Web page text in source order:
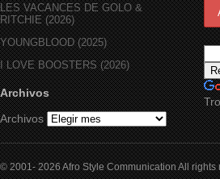
LES VACANCES DE GOLO &
RITCHIE (2026)
YOUNGBLOOD (2025)
I LOVE BOOSTERS (2026)
Archivos
Archivos
© 2001- 2026 Afro Style Communication All rights